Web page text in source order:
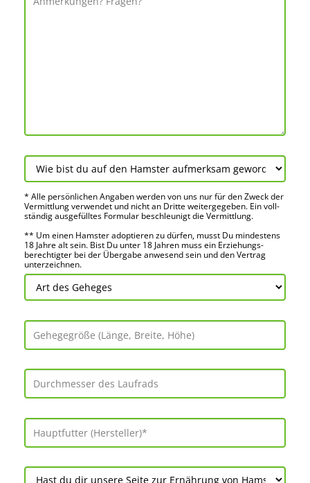
* Alle persön­lichen Angaben werden von uns nur für den Zweck der
Vermitt­lung verwendet und nicht an Dritte weiter­gegeben. Ein voll­
ständig ausge­fülltes Formular beschleu­nigt die Vermitt­lung.
** Um einen Hamster adoptieren zu dürfen, musst Du mindes­tens
18 Jahre alt sein. Bist Du unter 18 Jahren muss ein Erziehungs­
berechtigter bei der Über­gabe anwes­end sein und den Vertrag
unter­zeichnen.